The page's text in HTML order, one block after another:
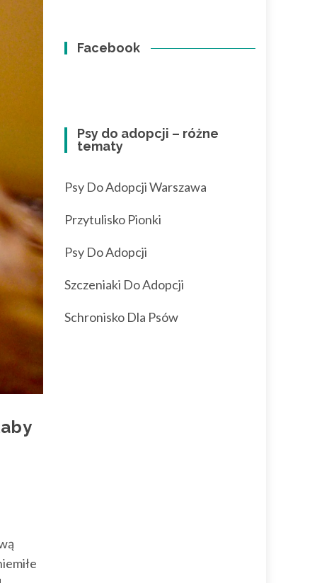
Facebook
Psy do adopcji – różne
tematy
Psy Do Adopcji Warszawa
Przytulisko Pionki
Psy Do Adopcji
Szczeniaki Do Adopcji
Schronisko Dla Psów